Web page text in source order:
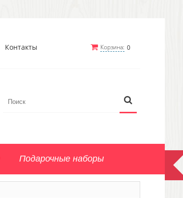
Корзина: 0
Контакты
Подарочные наборы